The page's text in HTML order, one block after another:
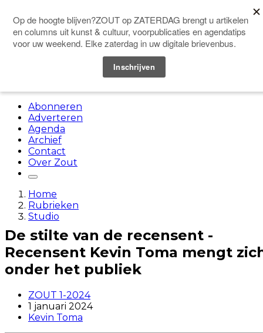
Doneer
Abonneren
Adverteren
Agenda
Archief
Contact
Over Zout
Home
Rubrieken
Studio
De stilte van de recensent -
Recensent Kevin Toma mengt
onder het publiek
ZOUT 1-2024
1 januari 2024
Kevin Toma